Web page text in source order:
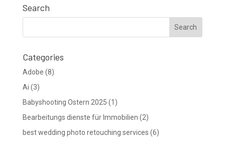
Search
Categories
Adobe (8)
Ai (3)
Babyshooting Ostern 2025 (1)
Bearbeitungs dienste für Immobilien (2)
best wedding photo retouching services (6)